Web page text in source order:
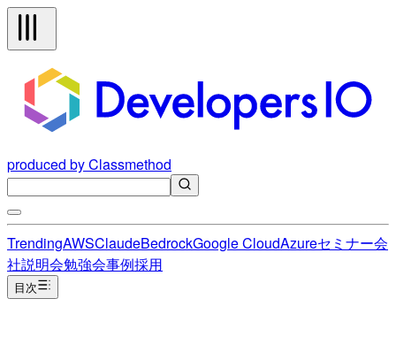
produced by Classmethod
TrendingAWSClaudeBedrockGoogle CloudAzureセミナー会
社説明会勉強会事例採用
目次